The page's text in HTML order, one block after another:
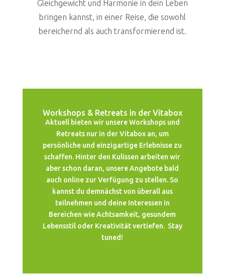
Gleichgewicht und Harmonie in dein Leben
bringen kannst, in einer Reise, die sowohl
bereichernd als auch transformierend ist.
Workshops & Retreats in der Vitabox
Aktuell bieten wir unsere Workshops und
Retreats nur in der Vitabox an, um
persönliche und einzigartige Erlebnisse zu
schaffen. Hinter den Kulissen arbeiten wir
aber schon daran, unsere Angebote bald
auch online zur Verfügung zu stellen. So
kannst du demnächst von überall aus
teilnehmen und deine Interessen in
Bereichen wie Achtsamkeit, gesundem
Lebensstil oder Kreativität vertiefen. Stay
tuned!